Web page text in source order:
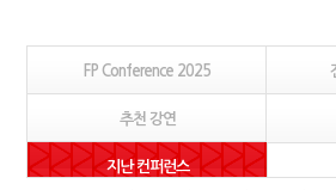
FP Conference 2025
추천 강연
지난 컨퍼런스